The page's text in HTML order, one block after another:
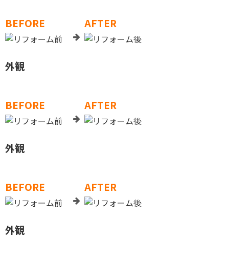
BEFORE AFTER
外観
BEFORE AFTER
外観
BEFORE AFTER
外観